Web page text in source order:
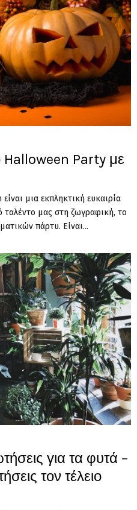
Halloween Party με
μια εκπληκτική ευκαιρία
ταλέντο μας στη ζωγραφική, το
πάρτυ. Είναι...
για τα φυτά –
τον τέλειο